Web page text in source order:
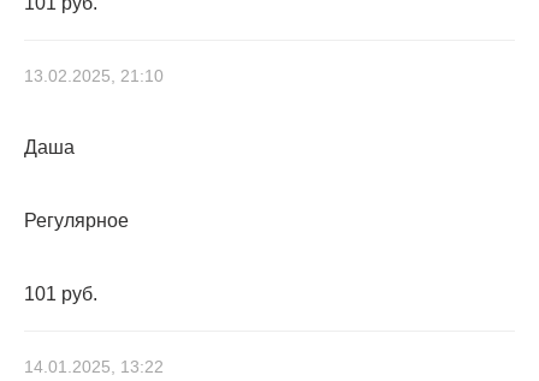
13.02.2025, 21:10
Даша
Регулярное
101 руб.
14.01.2025, 13:22